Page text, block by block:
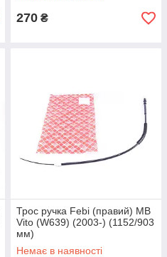
270 ₴
Трос ручка Febi (правий) MB
Vito (W639) (2003-) (1152/903
мм)
Немає в наявності